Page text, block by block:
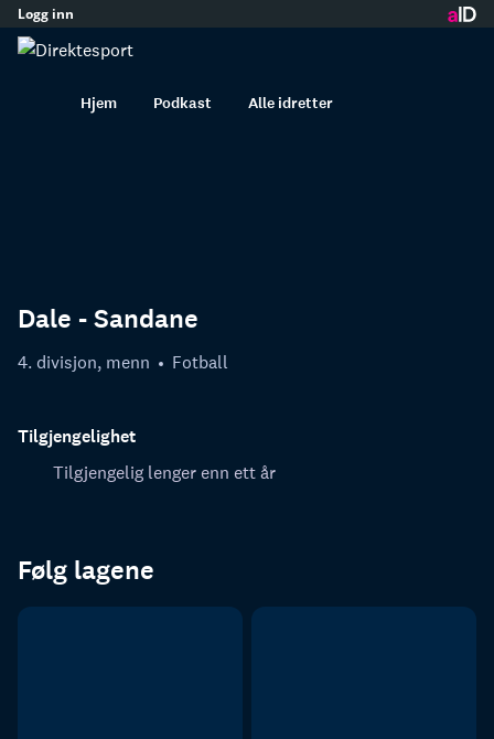
innhold
Logg inn
Hjem Podkast Alle idretter
Dale - Sandane
4. divisjon, menn Fotball
Tilgjengelighet
Tilgjengelig lenger enn ett år
Følg lagene